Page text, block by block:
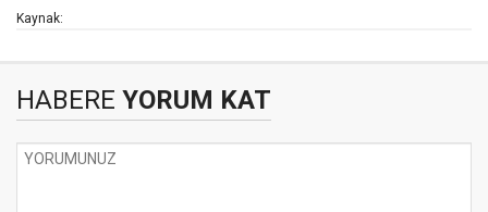
Kaynak:
HABERE YORUM KAT